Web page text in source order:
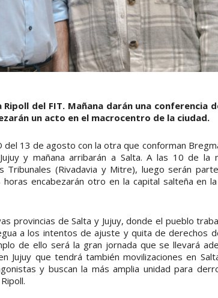
del FIT. Mañana darán una conferencia
un acto en el macrocentro de la ciudad.
del 13 de agosto con la otra que conforman
y mañana arribarán a Salta. A las 10 de la
Tribunales (Rivadavia y Mitre), luego serán
encabezarán otro en la capital salteña en
provincias de Salta y Jujuy, donde el pueblo
a los intentos de ajuste y quita de derechos
de ello será la gran jornada que se llevará
Jujuy que tendrá también movilizaciones en
y buscan la más amplia unidad para